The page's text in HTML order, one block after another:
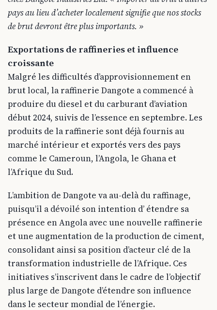
pays au lieu d’acheter localement signifie que nos stocks
de brut devront être plus importants. »
Exportations de raffineries et influence
croissante
Malgré les difficultés d’approvisionnement en
brut local, la raffinerie Dangote a commencé à
produire du diesel et du carburant d’aviation
début 2024, suivis de l’essence en septembre. Les
produits de la raffinerie sont déjà fournis au
marché intérieur et exportés vers des pays
comme le Cameroun, l’Angola, le Ghana et
l’Afrique du Sud.
L’ambition de Dangote va au-delà du raffinage,
puisqu’il a dévoilé son intention d’ étendre sa
présence en Angola avec une nouvelle raffinerie
et une augmentation de la production de ciment,
consolidant ainsi sa position d’acteur clé de la
transformation industrielle de l’Afrique. Ces
initiatives s’inscrivent dans le cadre de l’objectif
plus large de Dangote d’étendre son influence
dans le secteur mondial de l’énergie.